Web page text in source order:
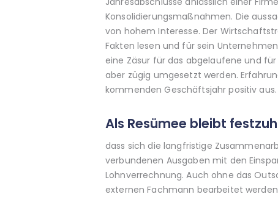
Konsolidierungsmaßnahmen. Die
von hohem Interesse. Der
Fakten lesen und für sein
eine Zäsur für das abgelaufene und
aber zügig umgesetzt werden.
kommenden Geschäftsjahr positiv aus.
Als Resümee bleibt
dass sich die langfristige
verbundenen Ausgaben mit den
Lohnverrechnung. Auch ohne das
externen Fachmann bearbeitet